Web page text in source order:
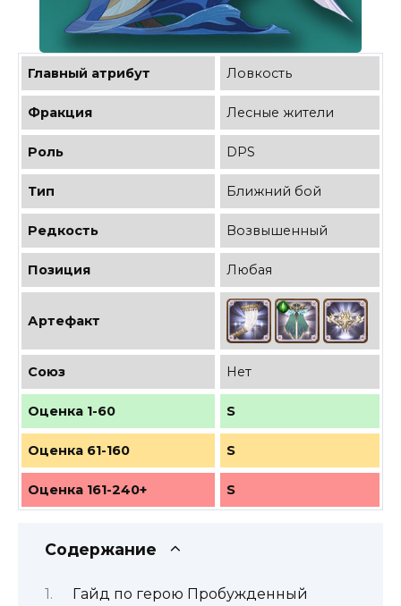
Главный атрибут Ловкость
Фракция Лесные жители
Роль DPS
Тип Ближний бой
Редкость Возвышенный
Позиция Любая
Артефакт
Союз Нет
Оценка 1-60 S
Оценка 61-160 S
Оценка 161-240+ S
Содержание
Гайд по герою Пробужденный